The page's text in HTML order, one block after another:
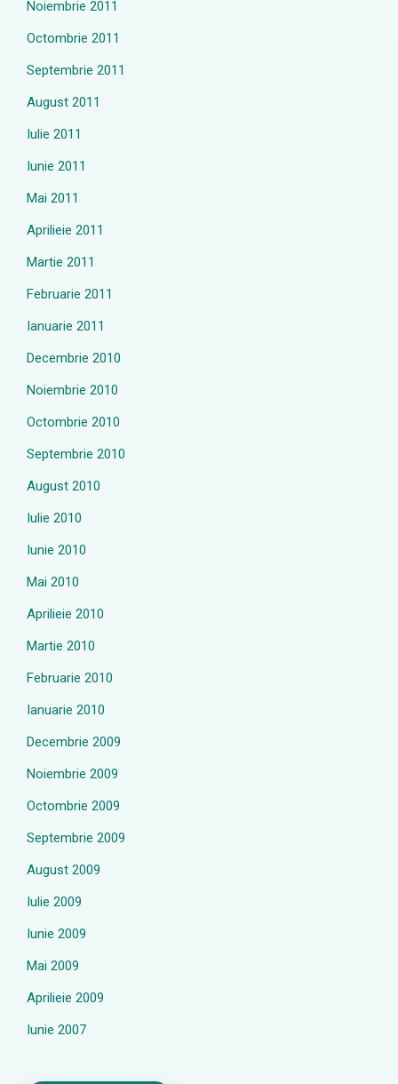
Noiembrie 2011
Octombrie 2011
Septembrie 2011
August 2011
Iulie 2011
Iunie 2011
Mai 2011
Aprilieie 2011
Martie 2011
Februarie 2011
Ianuarie 2011
Decembrie 2010
Noiembrie 2010
Octombrie 2010
Septembrie 2010
August 2010
Iulie 2010
Iunie 2010
Mai 2010
Aprilieie 2010
Martie 2010
Februarie 2010
Ianuarie 2010
Decembrie 2009
Noiembrie 2009
Octombrie 2009
Septembrie 2009
August 2009
Iulie 2009
Iunie 2009
Mai 2009
Aprilieie 2009
Iunie 2007